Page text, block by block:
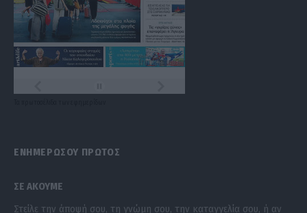
ΕΝΗΜΕΡΩΣΟΥ ΠΡΩΤΟΣ
ΣΕ ΑΚΟΥΜΕ
Στείλε την άποψή σου, τη γνώμη σου, την καταγγελία σου, ή αν